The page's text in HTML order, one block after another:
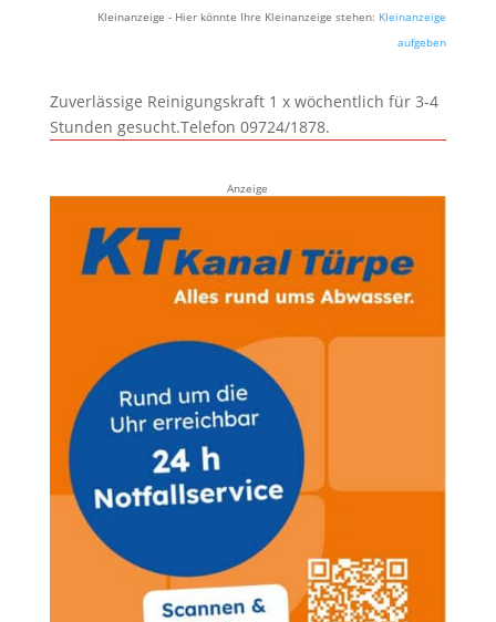
Kleinanzeige - Hier könnte Ihre Kleinanzeige stehen: Kleinanzeige
aufgeben
Zuverlässige Reinigungskraft 1 x wöchentlich für 3-4
Stunden gesucht.Telefon 09724/1878.
Anzeige